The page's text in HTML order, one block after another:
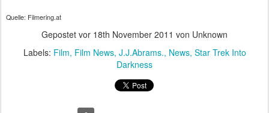
Quelle: Filmering.at
Gepostet vor 18th November 2011 von Unknown
Labels: Film Film News J.J.Abrams. News Star Trek Into
Darkness